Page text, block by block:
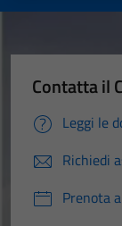
Contatta il
Leggi le
Richiedi
Prenota